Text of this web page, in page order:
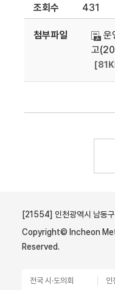
조회수
431
첨부파일
운
고
[21554] 인천광역시 남동
Copyright© Incheon
Reserved.
전국 시·도의회 인